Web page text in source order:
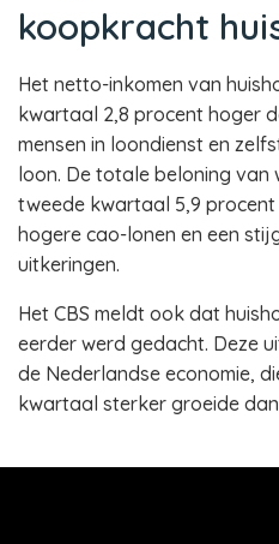
koopkracht
Het netto-inkomen van
kwartaal 2,8 procent hoger
mensen in loondienst en
loon. De totale beloning van
tweede kwartaal 5,9
hogere cao-lonen en een
uitkeringen.
Het CBS meldt ook dat
eerder werd gedacht. Deze
de Nederlandse economie,
kwartaal sterker groeide